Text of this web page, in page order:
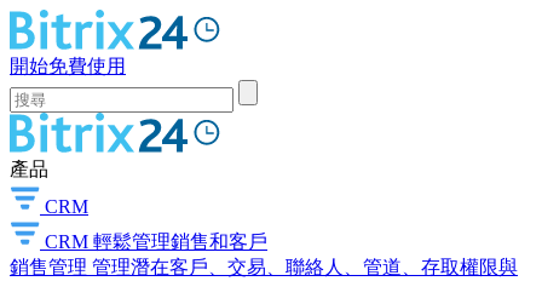
開始免費使用
產品
CRM
CRM 輕鬆管理銷售和客戶
銷售管理 管理潛在客戶、交易、聯絡人、管道、存取權限與